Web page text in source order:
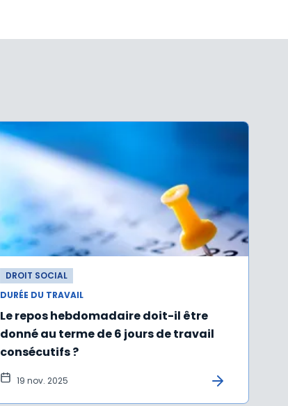
DROIT SOCIAL
DURÉE DU TRAVAIL
Le repos hebdomadaire doit-il être
donné au terme de 6 jours de travail
consécutifs ?
19 nov. 2025